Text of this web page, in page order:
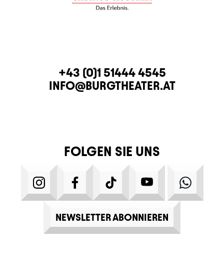
KONTAKTTELEFON
+43 (0)1 51444 4545
E-MAIL
INFO@BURGTHEATER.AT
FOLGEN SIE UNS
INSTAGRAMFACEBOOKTIKTOK YOUTUBE
NEWSLETTER ABONNIEREN